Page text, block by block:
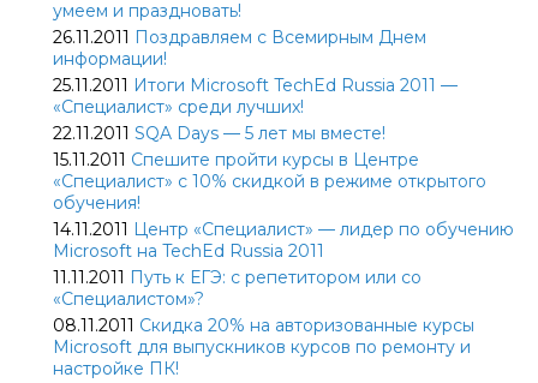
умеем и праздновать!
26.11.2011 Поздравляем с Всемирным Днем
информации!
25.11.2011 Итоги Microsoft TechEd Russia 2011 —
«Специалист» среди лучших!
22.11.2011 SQA Days — 5 лет мы вместе!
15.11.2011 Спешите пройти курсы в Центре
«Специалист» с 10% скидкой в режиме открытого
обучения!
14.11.2011 Центр «Специалист» — лидер по обучению
Microsoft на TechEd Russia 2011
11.11.2011 Путь к ЕГЭ: c репетитором или со
«Специалистом»?
08.11.2011 Скидка 20% на авторизованные курсы
Microsoft для выпускников курсов по ремонту и
настройке ПК!